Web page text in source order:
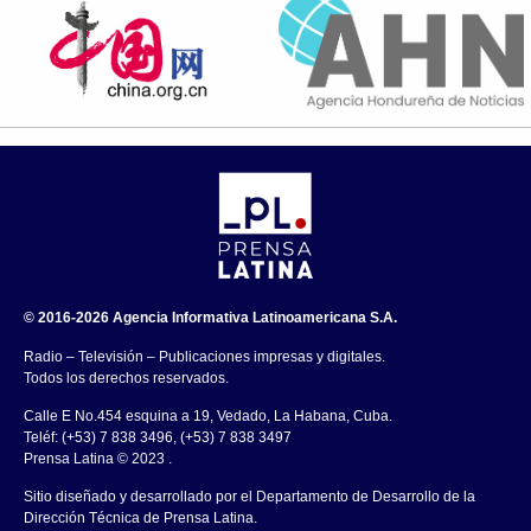
© 2016-2026 Agencia Informativa Latinoamericana S.A.
Radio – Televisión – Publicaciones impresas y digitales.
Todos los derechos reservados.
Calle E No.454 esquina a 19, Vedado, La Habana, Cuba.
Teléf: (+53) 7 838 3496, (+53) 7 838 3497
Prensa Latina © 2023 .
Sitio diseñado y desarrollado por el Departamento de Desarrollo de la
Dirección Técnica de Prensa Latina.